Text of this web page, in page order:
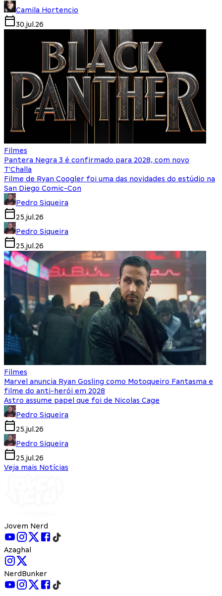
Camila Hortencio
30.jul.26
Filmes
Pantera Negra 3 é confirmado para 2028, com novo
T'Challa
Filme de Ryan Coogler foi uma das novidades do estúdio na
San Diego Comic-Con
Pedro Siqueira
25.jul.26
Pedro Siqueira
25.jul.26
Filmes
Marvel anuncia Ryan Gosling como Motoqueiro Fantasma e
filme do anti-herói em 2028
Astro assume papel que foi de Nicolas Cage
Pedro Siqueira
25.jul.26
Pedro Siqueira
25.jul.26
Veja mais Notícias
Jovem Nerd
Azaghal
NerdBunker